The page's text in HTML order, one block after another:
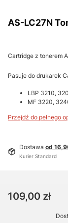
AS-LC27N
Cartridge z tonerem
Pasuje do drukarek
LBP 3210,
MF 3220,
Przejdź do pełnego
Dostawa od
Kurier Standard
Cena
109,00 zł